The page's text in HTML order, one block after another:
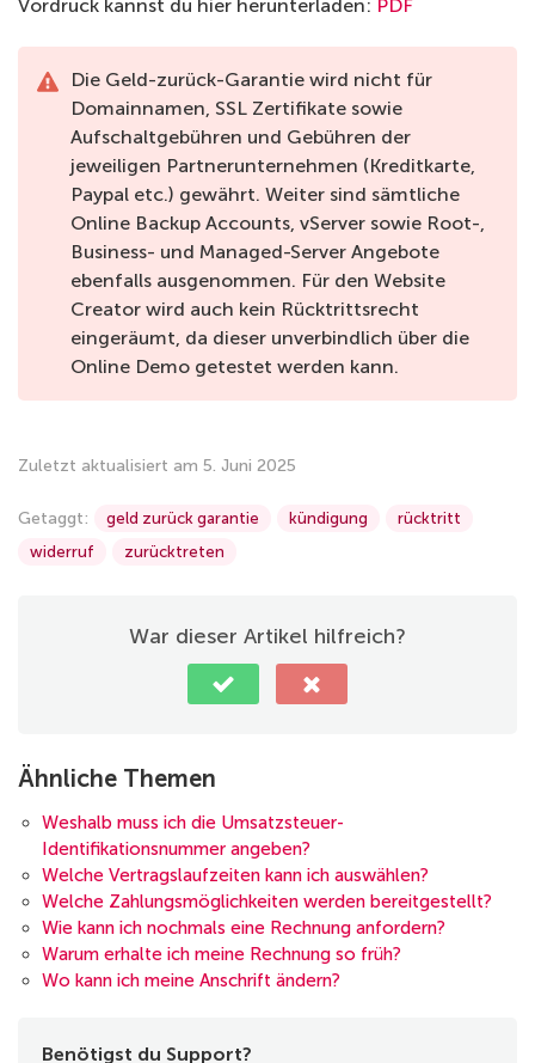
Vordruck kannst du hier herunterladen: PDF
Die Geld-zurück-Garantie wird nicht für
Domainnamen, SSL Zertifikate sowie
Aufschaltgebühren und Gebühren der
jeweiligen Partnerunternehmen (Kreditkarte,
Paypal etc.) gewährt. Weiter sind sämtliche
Online Backup Accounts, vServer sowie Root-,
Business- und Managed-Server Angebote
ebenfalls ausgenommen. Für den Website
Creator wird auch kein Rücktrittsrecht
eingeräumt, da dieser unverbindlich über die
Online Demo getestet werden kann.
Zuletzt aktualisiert am 5. Juni 2025
Getaggt: geld zurück garantie kündigung
rücktritt
widerruf
zurücktreten
War dieser Artikel hilfreich?
Ähnliche Themen
Weshalb muss ich die Umsatzsteuer-
Identifikationsnummer angeben?
Welche Vertragslaufzeiten kann ich auswählen?
Welche Zahlungsmöglichkeiten werden bereitgestellt?
Wie kann ich nochmals eine Rechnung anfordern?
Warum erhalte ich meine Rechnung so früh?
Wo kann ich meine Anschrift ändern?
Benötigst du Support?